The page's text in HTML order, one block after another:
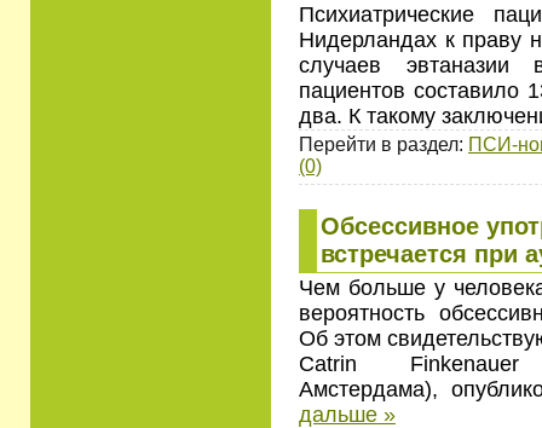
Психиатрические
Нидерландах к праву
случаев эвтаназии
пациентов составило
два. К такому
Перейти в раздел: ПСИ-
(0)
Обсессивное
встречается при
Чем больше у
вероятность
Об этом
Catrin Finkenauer
Амстердама),
дальше »